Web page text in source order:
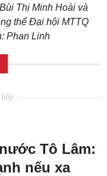
Thị Minh Hoài và
thể Đại hội MTTQ
Phan Linh
Tô Lâm:
nếu xa